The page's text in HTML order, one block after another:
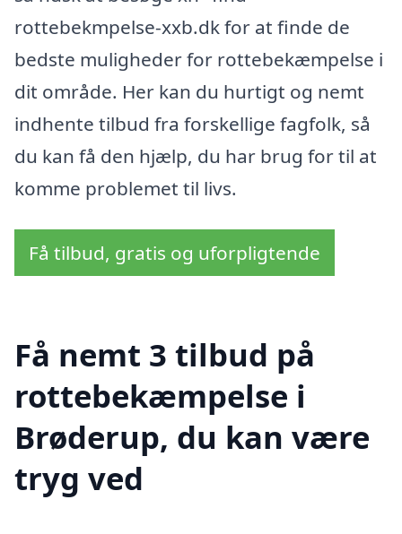
rottebekmpelse-xxb.dk for at finde de
bedste muligheder for rottebekæmpelse i
dit område. Her kan du hurtigt og nemt
indhente tilbud fra forskellige fagfolk, så
du kan få den hjælp, du har brug for til at
komme problemet til livs.
Få tilbud, gratis og uforpligtende
Få nemt 3 tilbud på
rottebekæmpelse i
Brøderup, du kan være
tryg ved